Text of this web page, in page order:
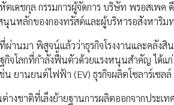
เดชกุล กรรมการผู้จัดการ บริษัท พรอสเพค
นหลักของกองทรัสต์และผู้บริหารอสังหาริม
ผ่านมา พิสูจน์แล้วว่าธุรกิจโรงงานและคลัง
กิจโลกที่กำลังฟื้นตัวด้วยแรงหนุนสำคัญ ได้แ
ช่น ยานยนต์ไฟฟ้า (EV) ธุรกิจผลิตโซลาร์เซล
างชาติที่เล็งย้ายฐานการผลิตออกจากประ